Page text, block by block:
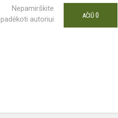
Nepamirškite
padėkoti autoriui
AČIŪ 0